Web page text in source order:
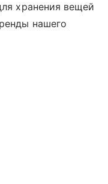
хранения вещей
нашего